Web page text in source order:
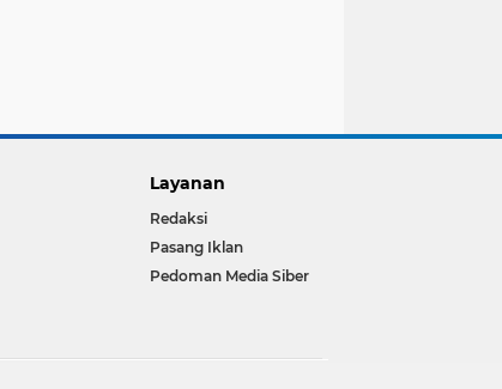
Layanan
Redaksi
Pasang Iklan
Pedoman Media Siber